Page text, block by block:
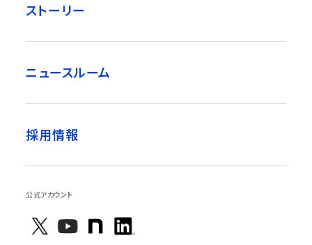
ストーリー
ニュースルーム
採用情報
公式アカウント